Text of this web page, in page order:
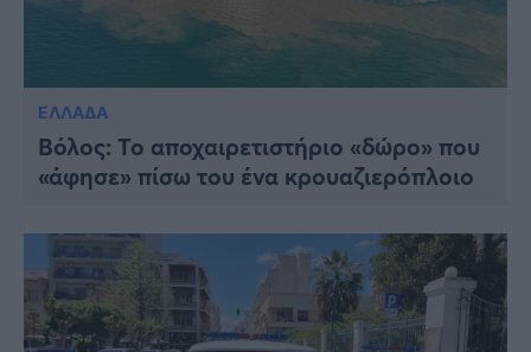
ΕΛΛΑΔΑ
Βόλος: Το αποχαιρετιστήριο «δώρο» που
«άφησε» πίσω του ένα κρουαζιερόπλοιο